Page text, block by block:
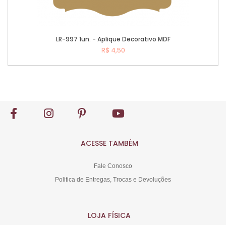
LR-997 1un. - Aplique Decorativo MDF
R$ 4,50
ACESSE TAMBÉM
Fale Conosco
Politica de Entregas, Trocas e Devoluções
LOJA FÍSICA